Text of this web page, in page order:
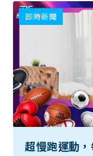
即時新聞
超慢跑運動